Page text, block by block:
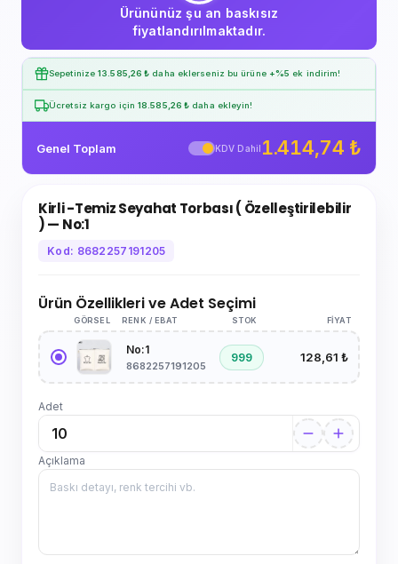
Ürününüz şu an baskısız
fiyatlandırılmaktadır.
Sepetinize13.585,26 ₺ daha eklerseniz bu ürüne +%5 ek indirim!
Ücretsiz kargo için 18.585,26 ₺ daha ekleyin!
Genel Toplam KDV Dahil 1.414,74 ₺
Kirli -Temiz Seyahat Torbası ( Özelleştirilebilir
) — No:1
Kod: 8682257191205
Ürün Özellikleri ve Adet Seçimi
GÖRSEL RENK / EBAT STOK FIYAT
No:1
8682257191205
999 128,61 ₺
Adet
Açıklama